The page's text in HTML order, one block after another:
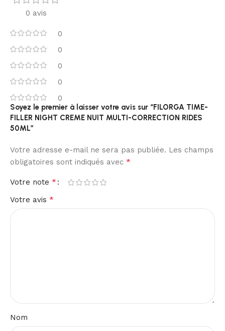
0 avis
0
0
0
0
0
Soyez le premier à laisser votre avis sur “FILORGA TIME-
FILLER NIGHT CREME NUIT MULTI-CORRECTION RIDES
50ML”
Votre adresse e-mail ne sera pas publiée. Les champs
obligatoires sont indiqués avec *
Votre note *
Votre avis *
Nom